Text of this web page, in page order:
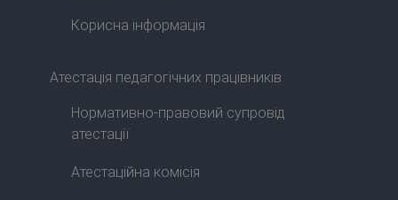
Корисна інформація
Атестація педагогічних працівників
Нормативно-правовий супровід
атестації
Атестаційна комісія